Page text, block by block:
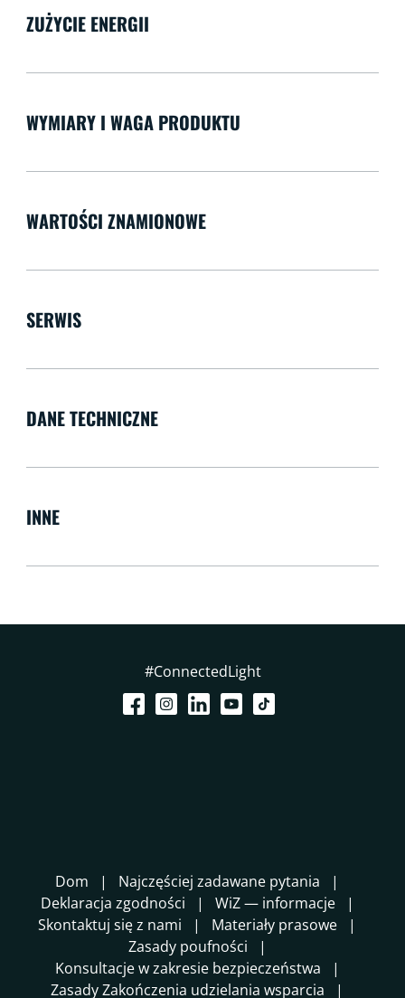
ZUŻYCIE ENERGII
WYMIARY I WAGA PRODUKTU
WARTOŚCI ZNAMIONOWE
SERWIS
DANE TECHNICZNE
INNE
#ConnectedLight
Dom
Najczęściej zadawane pytania
Deklaracja zgodności
WiZ — informacje
Skontaktuj się z nami
Materiały prasowe
Zasady poufności
Konsultacje w zakresie bezpieczeństwa
Zasady Zakończenia udzielania wsparcia